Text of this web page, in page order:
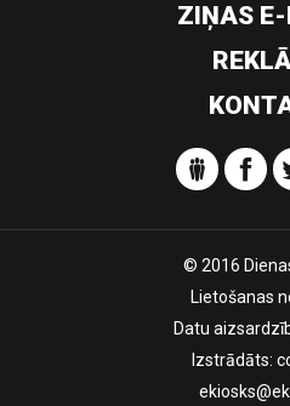
ZIŅAS
© 2016
Lietošanas
Datu
Izstrādāts: